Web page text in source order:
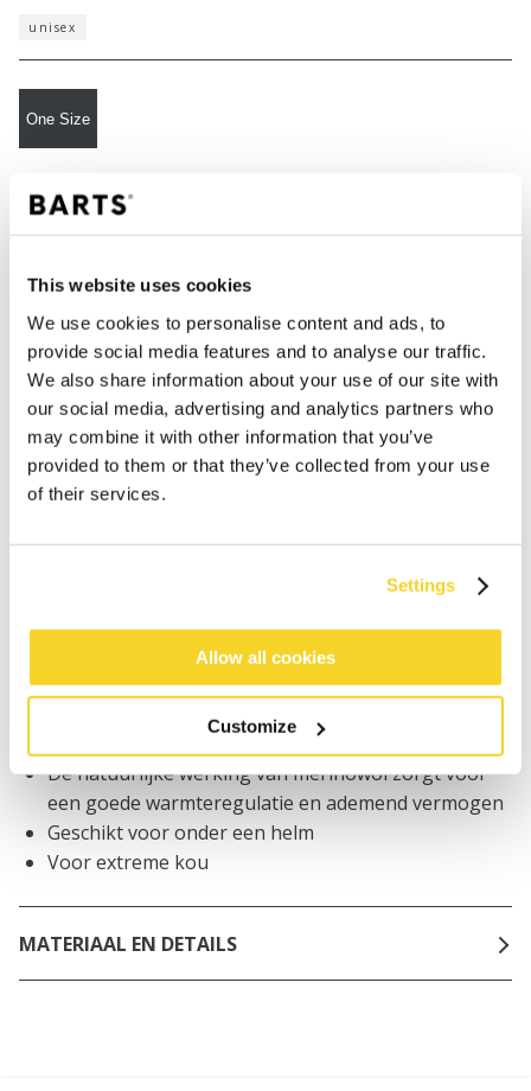
This website uses cookies
We use cookies to personalise content and ads, to
provide social media features and to analyse our traffic.
We also share information about your use of our site with
our social media, advertising and analytics partners who
may combine it with other information that you’ve
provided to them or that they’ve collected from your use
of their services.
Settings
Allow all cookies
Customize
unisex
One Size
KLEUR black
IN WINKELWAGEN
Bestellingen die op werkdagen vóór 12:00 uur
worden geplaatst, worden dezelfde dag verzonden
Gratis verzending voor orders boven € 50,- binnen
NL
Binnen 30 dagen retourneren
BESCHRIJVING
Unisex balaclava van merinowol
De natuurlijke werking van merinowol zorgt voor
een goede warmteregulatie en ademend vermogen
Geschikt voor onder een helm
Voor extreme kou
MATERIAAL EN DETAILS